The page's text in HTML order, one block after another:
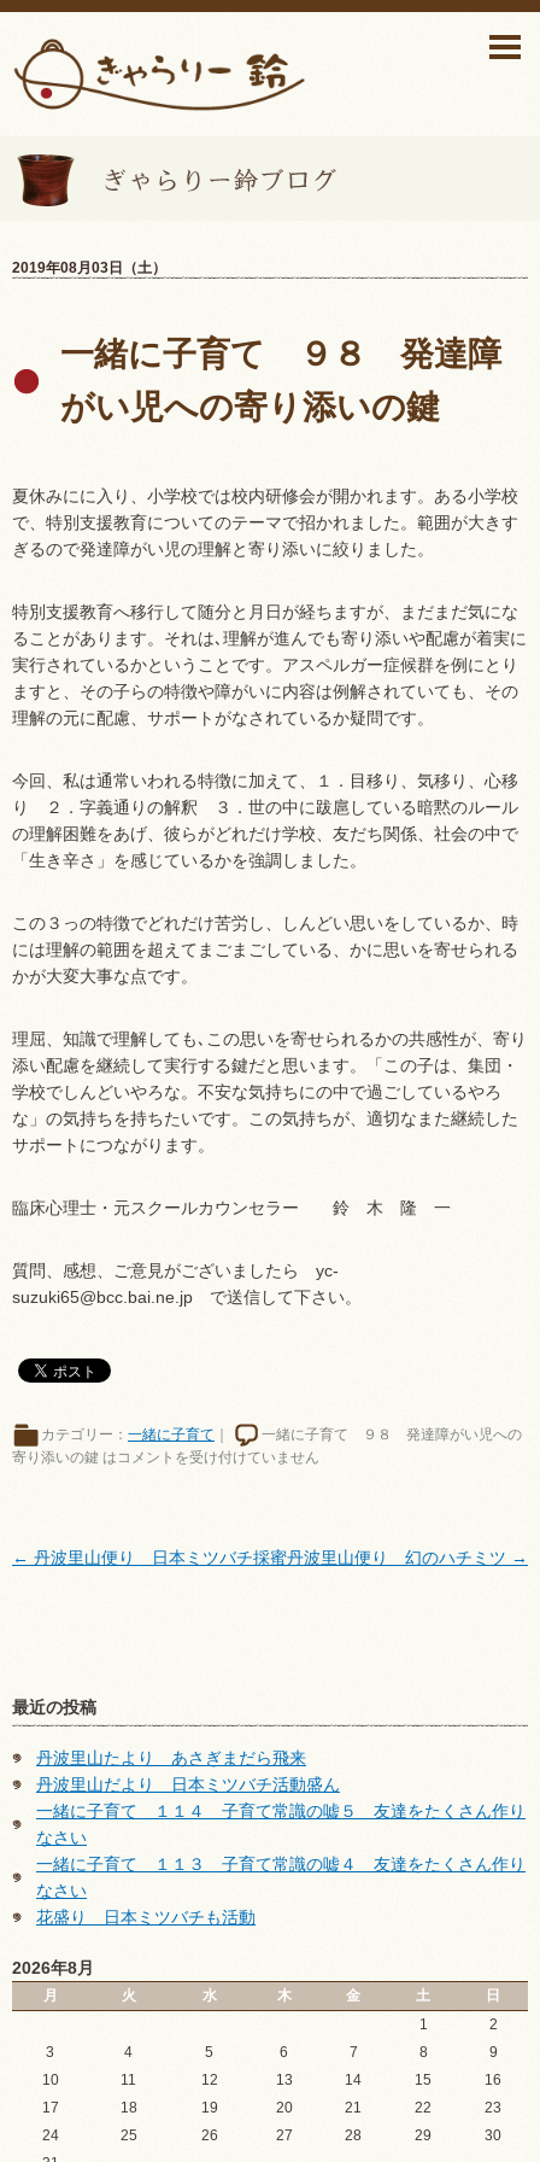
2019年08月03日（土）
一緒に子育て ９８ 発達障
がい児への寄り添いの鍵
夏休みにに入り、小学校では校内研修会が開かれます。ある小学校
で、特別支援教育についてのテーマで招かれました。範囲が大きす
ぎるので発達障がい児の理解と寄り添いに絞りました。
特別支援教育へ移行して随分と月日が経ちますが、まだまだ気にな
ることがあります。それは､理解が進んでも寄り添いや配慮が着実に
実行されているかということです。アスペルガー症候群を例にとり
ますと、その子らの特徴や障がいに内容は例解されていても、その
理解の元に配慮、サポートがなされているか疑問です。
今回、私は通常いわれる特徴に加えて、１．目移り、気移り、心移
り ２．字義通りの解釈 ３．世の中に跋扈している暗黙のルール
の理解困難をあげ、彼らがどれだけ学校、友だち関係、社会の中で
「生き辛さ」を感じているかを強調しました。
この３っの特徴でどれだけ苦労し、しんどい思いをしているか、時
には理解の範囲を超えてまごまごしている、かに思いを寄せられる
かが大変大事な点です。
理屈、知識で理解しても､この思いを寄せられるかの共感性が、寄り
添い配慮を継続して実行する鍵だと思います。「この子は、集団・
学校でしんどいやろな。不安な気持ちにの中で過ごしているやろ
な」の気持ちを持ちたいです。この気持ちが、適切なまた継続した
サポートにつながります。
臨床心理士・元スクールカウンセラー 鈴 木 隆 一
質問、感想、ご意見がございましたら yc-
suzuki65@bcc.bai.ne.jp で送信して下さい。
カテゴリー： 一緒に子育て
一緒に子育て ９８ 発達障がい児への
寄り添いの鍵 は コメントを受け付けていません
← 丹波里山便り 日本ミツバチ採蜜丹波里山便り 幻のハチミツ →
最近の投稿
丹波里山たより あさぎまだら飛来
丹波里山だより 日本ミツバチ活動盛ん
一緒に子育て １１４ 子育て常識の嘘５ 友達をたくさん作り
なさい
一緒に子育て １１３ 子育て常識の嘘４ 友達をたくさん作り
なさい
花盛り 日本ミツバチも活動
2026年8月
月 火 水 木 金 土
日
1
2
3
4 5 6 7 8
9
10
11 12 13 14 15
16
17
18 19 20 21 22
23
24
25 26 27 28 29
30